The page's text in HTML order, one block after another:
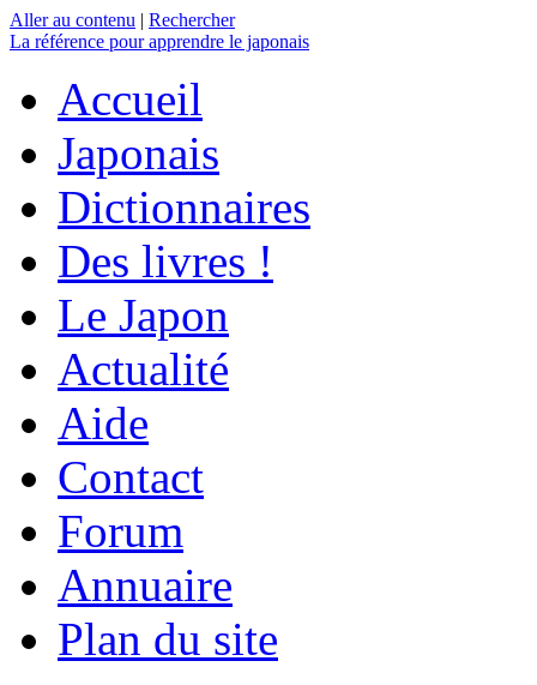
Aller au contenu | Rechercher
La référence pour apprendre le japonais
Accueil
Japonais
Dictionnaires
Des livres !
Le Japon
Actualité
Aide
Contact
Forum
Annuaire
Plan du site